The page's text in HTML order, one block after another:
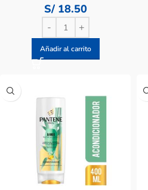
S/18.50
Añadir al carrito